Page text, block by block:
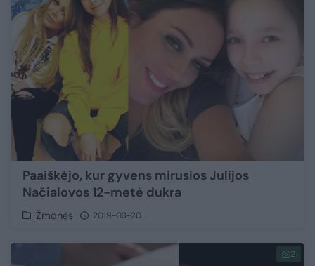
Paaiškėjo, kur gyvens mirusios Julijos
Načialovos 12-metė dukra
Žmonės 2019-03-20
2